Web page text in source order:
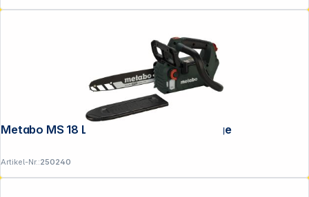
Metabo MS 18 LTX BL 25 Akku-Kettensäge
Artikel-Nr.:250240